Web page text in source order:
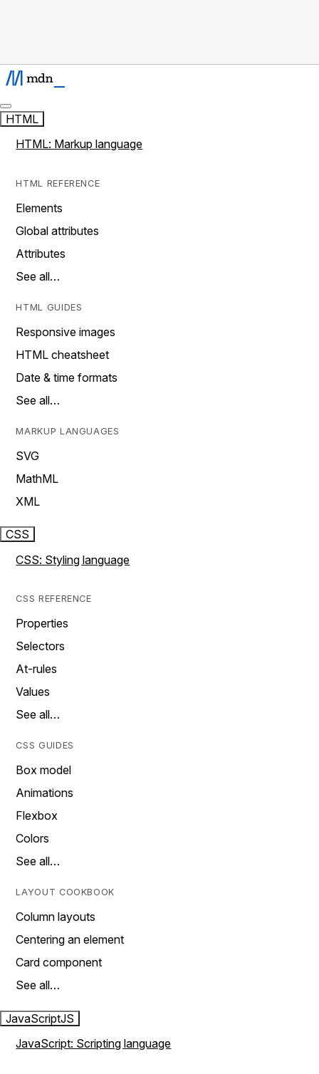
HTML
HTML: Markup language
HTML REFERENCE
Elements
Global attributes
Attributes
See all…
HTML GUIDES
Responsive images
HTML cheatsheet
Date & time formats
See all…
MARKUP LANGUAGES
SVG
MathML
XML
CSS
CSS: Styling language
CSS REFERENCE
Properties
Selectors
At-rules
Values
See all…
CSS GUIDES
Box model
Animations
Flexbox
Colors
See all…
LAYOUT COOKBOOK
Column layouts
Centering an element
Card component
See all…
JavaScriptJS
JavaScript: Scripting language